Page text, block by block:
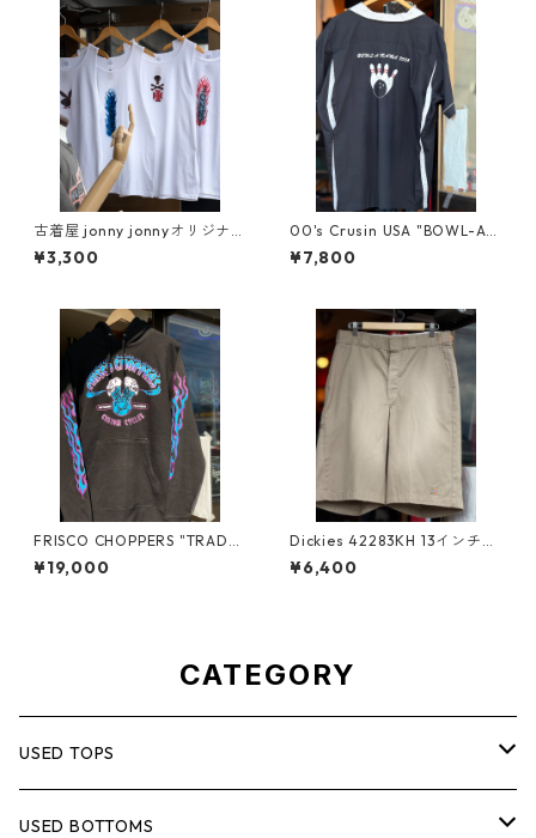
ーン アメカジ バイカーフ
ァッション ヴィンテージ tru
cker cap 赤キャップ
BOOBS 下ネタ エロ プレゼ
ント ジョークグッズ 巨
乳 爆乳 貧乳 アダルト
パイオツ パイ乙 セクシ
ー ラッキーチャーム キー
リング キーチェーン 鍵 バ
イク アメカジ アメリカン
雑貨 アクセサリー ホット
ロッド バイカー おっぱい
キーホルダー
古着屋 jonny jonnyオリジナ
ル 5.6oz タンクトップ"ステ
ンシルカスタム" ホワイト
ィンテージライク ビンテー
ジ M L XL ハンドメイド 一
点物 プレイボーイ スカ
ル PLAYBOY アイアンクロ
ス ルード フレイムス JO
NNY
¥3,300
00's Crusin USA "BOWL-A-
RAMA 2005" ボウリングシャ
ツ XLサイズ ボーリングシ
プンカラー ロカビリー ロ
ックンロール モノトーン
アメカジ 古着 シンプル
大きいサイズ
¥7,800
FRISCO CHOPPERS "TRADE
MARK" FLAMING SKULL プル
オーバーパーカー M L XL フ
ッション バイカーズTee エ
ンジン 髑髏 サンフランシ
ダビッドソン HARLEY DAVI
炎 袖プリント フーディ
毛
¥19,000
Dickies 42283KH 13インチワ
ークショーツ ルーズフィッ
ト W34×L13 カーキ ワーク
ス パンク メロコア アメ
カジ VANS バンドTシャツ
¥6,400
CATEGORY
USED TOPS
T-shirt
USED BOTTOMS